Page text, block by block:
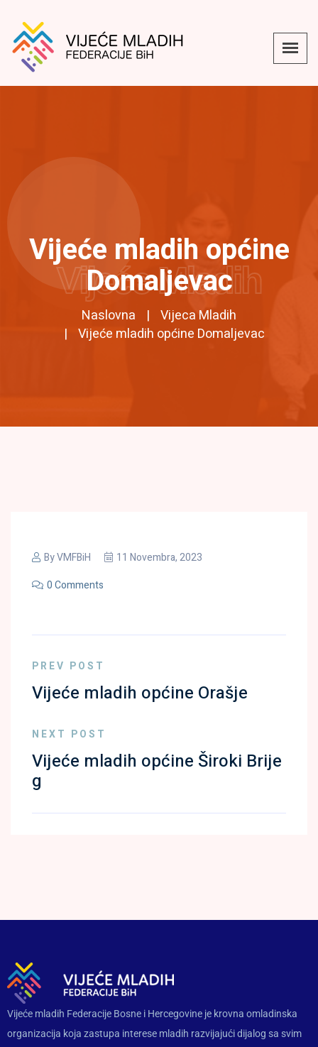
Vijeće mladih općine
Domaljevac
Naslovna
Vijeca Mladih
Vijeće mladih općine Domaljevac
Vijeće Mladih
ByVMFBiH
11 Novembra, 2023
0 Comments
PREV POST
Vijeće mladih općine Orašje
NEXT POST
Vijeće mladih općine Široki Brije
g
Vijeće mladih Federacije Bosne i Hercegovine je krovna omladinska
organizacija koja zastupa interese mladih razvijajući dijalog sa svim